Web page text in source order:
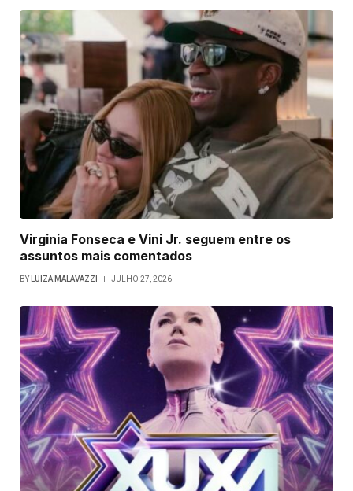
Virginia Fonseca e Vini Jr. seguem entre os
assuntos mais comentados
BY LUIZA MALAVAZZI JULHO 27, 2026